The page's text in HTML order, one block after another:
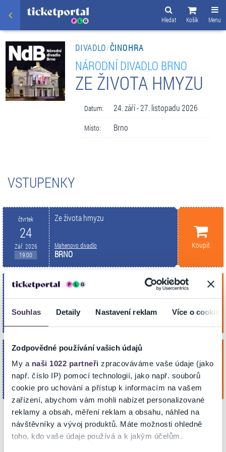
Souhlas Detaily Nastavení reklam Více o cookies
Zodpovědné používání vašich údajů
My a naši 1022 partneři zpracováváme vaše údaje (jako
např. číslo IP) pomocí technologií, jako např. souborů
cookie pro uchování a přístup k informacím na vašem
zařízení, abychom vám mohli nabízet personalizované
reklamy a obsah, měření reklam a obsahu, náhled na
návštěvníky a vývoj produktů. Máte možnosti ohledně
toho, kdo vaše údaje používá a k jakým účelům.
Menu
Košík
Hledat
DIVADLO/ČINOHRA
NÁRODNÍ DIVADLO BRNO
ZE ŽIVOTA HMYZU
Datum: 24. září - 27. listopadu 2026
Místo: Brno
VSTUPENKY
čtvrtek
24
Zář. 2026
19:00
Ze života hmyzu
Mahenovo divadlo
BRNO
Koupit
sobota
10
Říj. 2026
Ze života hmyzu
Mahenovo divadlo Koupit
pátek
27
Lis. 2026
19:00
Ze života hmyzu
Mahenovo divadlo
BRNO
Koupit
NA MAPĚ